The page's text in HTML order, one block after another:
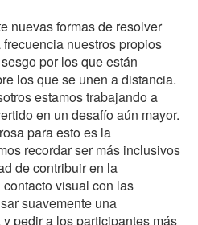
nuevas formas de resolver
nuestros propios
por los que están
los que se unen a distancia.
estamos trabajando a
en un desafío aún mayor.
para esto es la
recordar ser más inclusivos
de contribuir en la
visual con las
suavemente una
pedir a los participantes más